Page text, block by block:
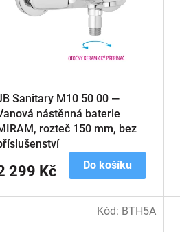
Sanitary M10 50 00 —
nástěnná baterie
rozteč 150 mm, bez
299 Kč Do košíku
Kód: BTH5A